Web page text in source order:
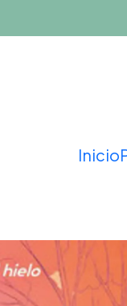
Inicio